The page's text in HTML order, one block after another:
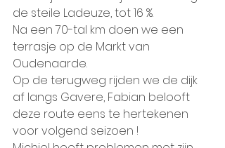
de steile Ladeuze, tot 16 %.
Na een 70-tal km doen we een
terrasje op de Markt van
Oudenaarde.
Op de terugweg rijden we de dijk
af langs Gavere, Fabian belooft
deze route eens te hertekenen
voor volgend seizoen !